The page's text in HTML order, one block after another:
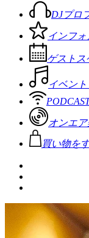
DJプロ
インフ
ゲストス
イベン
オンエ
買い物を